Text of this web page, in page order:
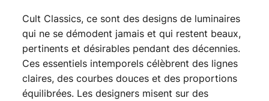
Cult Classics, ce sont des designs de luminaires
qui ne se démodent jamais et qui restent beaux,
pertinents et désirables pendant des décennies.
Ces essentiels intemporels célèbrent des lignes
claires, des courbes douces et des proportions
équilibrées. Les designers misent sur des